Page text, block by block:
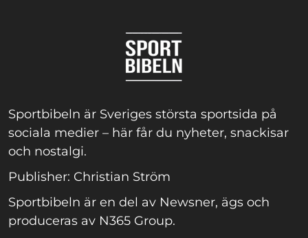
Sportbibeln är Sveriges största sportsida på
sociala medier – här får du nyheter, snackisar
och nostalgi.
Publisher: Christian Ström
Sportbibeln är en del av Newsner, ägs och
produceras av N365 Group.